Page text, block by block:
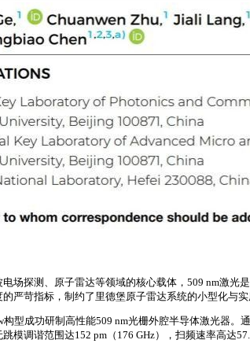
场探测、原子雷达等领域的核心载体，509 nm激
严苛指标，制约了里德堡原子雷达系统的小型化与实
型成功研制高性能509 nm光栅外腔半导体激光器。
模调谐范围达152 pm（176 GHz），扫频速率高达